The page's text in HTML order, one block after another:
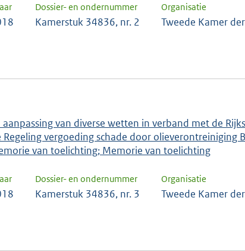
Dossier- en ondernummer
Kamerstuk 34836, nr. 2
Organisatie
Tweede Kamer
van diverse wetten in verband met de
vergoeding schade door olieverontreiniging
van toelichting; Memorie van toelichting
Dossier- en ondernummer
Kamerstuk 34836, nr. 3
Organisatie
Tweede Kamer